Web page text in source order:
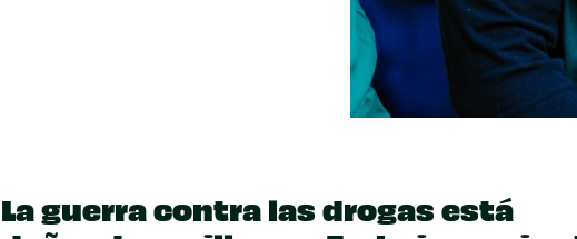
La guerra contra las drogas está